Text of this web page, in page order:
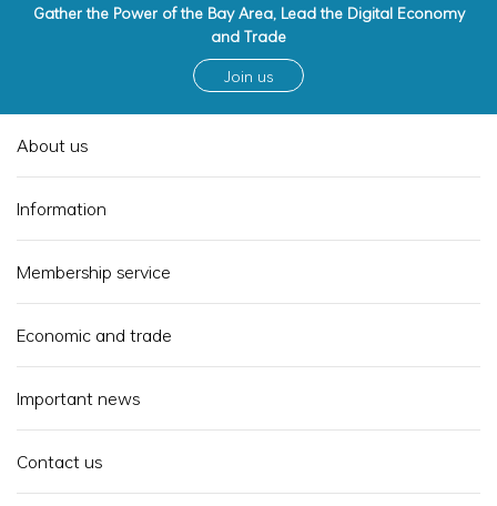
Gather the Power of the Bay Area, Lead the Digital Economy
and Trade
Join us
About us
Information
Membership service
Economic and trade
Important news
Contact us